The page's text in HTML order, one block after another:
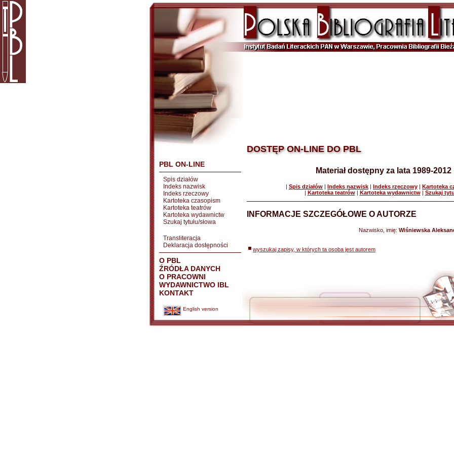
PBL ON-LINE
Spis działów
Indeks nazwisk
Indeks rzeczowy
Kartoteka czasopism
Kartoteka teatrów
Kartoteka wydawnictw
Szukaj tytułu/słowa
Transliteracja
Deklaracja dostępności
O PBL
ŹRÓDŁA DANYCH
O PRACOWNI
WYDAWNICTWO IBL
KONTAKT
English version
DOSTĘP ON-LINE DO PBL
Materiał dostępny za lata 1989-2012
| Spis działów | Indeks nazwisk | Indeks rzeczowy | Kartoteka
| Kartoteka teatrów| Kartoteka wydawnictw| Szukaj
INFORMACJE SZCZEGÓŁOWE O AUTORZE
Nazwisko, imię: Wiśniewska
wyszukaj zapisy, w których ta osoba jest autorem